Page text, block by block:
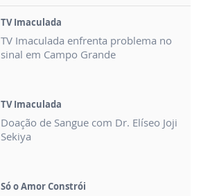
TV Imaculada
TV Imaculada enfrenta problema no
sinal em Campo Grande
TV Imaculada
Doação de Sangue com Dr. Elíseo Joji
Sekiya
Só o Amor Constrói